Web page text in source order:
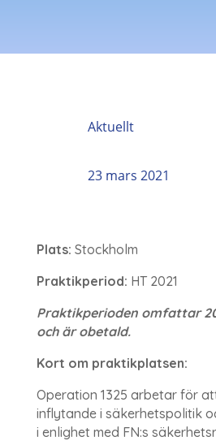
Aktuellt
23 mars 2021
Plats: Stockholm
Praktikperiod: HT 2021
Praktikperioden omfattar
och är obetald.
Kort om praktikplatsen:
Operation 1325 arbetar för
inflytande i säkerhetspolitik
i enlighet med FN:s